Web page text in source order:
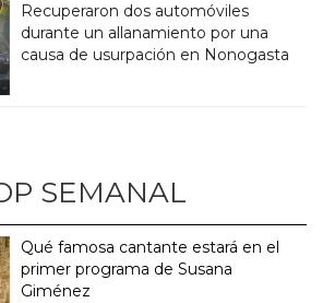
Recuperaron dos automóviles
durante un allanamiento por una
causa de usurpación en Nonogasta
SEMANAL
Qué famosa cantante estará en el
primer programa de Susana
Giménez